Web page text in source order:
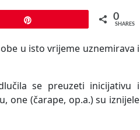
0
SHARES
u isto vrijeme uznemirava i
se preuzeti inicijativu i
one (čarape, op.a.) su iznijele